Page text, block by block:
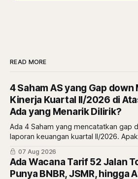
READ MORE
4 Saham AS yang Gap down
Kinerja Kuartal II/2026 di
Ada yang Menarik Dilirik?
Ada 4 Saham yang mencatatkan gap
laporan keuangan kuartal II/2026.
atau malah tanda diskon? simak
07 Aug 2026
Ada Wacana Tarif 52 Jalan
Punya BNBR, JSMR, hingga